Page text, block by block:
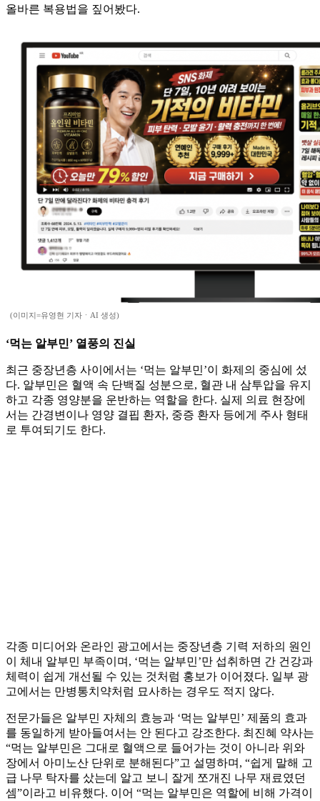
올바른 복용법을 짚어봤다.
(이미지=유영현 기자ㆍAI 생성)
‘먹는 알부민’ 열풍의 진실
최근 중장년층 사이에서는 ‘먹는 알부민’이 화제의 중심에 섰
다. 알부민은 혈액 속 단백질 성분으로, 혈관 내 삼투압을 유지
하고 각종 영양분을 운반하는 역할을 한다. 실제 의료 현장에
서는 간경변이나 영양 결핍 환자, 중증 환자 등에게 주사 형태
로 투여되기도 한다.
각종 미디어와 온라인 광고에서는 중장년층 기력 저하의 원인
이 체내 알부민 부족이며, ‘먹는 알부민’만 섭취하면 간 건강과
체력이 쉽게 개선될 수 있는 것처럼 홍보가 이어졌다. 일부 광
고에서는 만병통치약처럼 묘사하는 경우도 적지 않다.
전문가들은 알부민 자체의 효능과 ‘먹는 알부민’ 제품의 효과
를 동일하게 받아들여서는 안 된다고 강조한다. 최진혜 약사는
“먹는 알부민은 그대로 혈액으로 들어가는 것이 아니라 위와
장에서 아미노산 단위로 분해된다”고 설명하며, “쉽게 말해 고
급 나무 탁자를 샀는데 알고 보니 잘게 쪼개진 나무 재료였던
셈”이라고 비유했다. 이어 “먹는 알부민은 역할에 비해 가격이